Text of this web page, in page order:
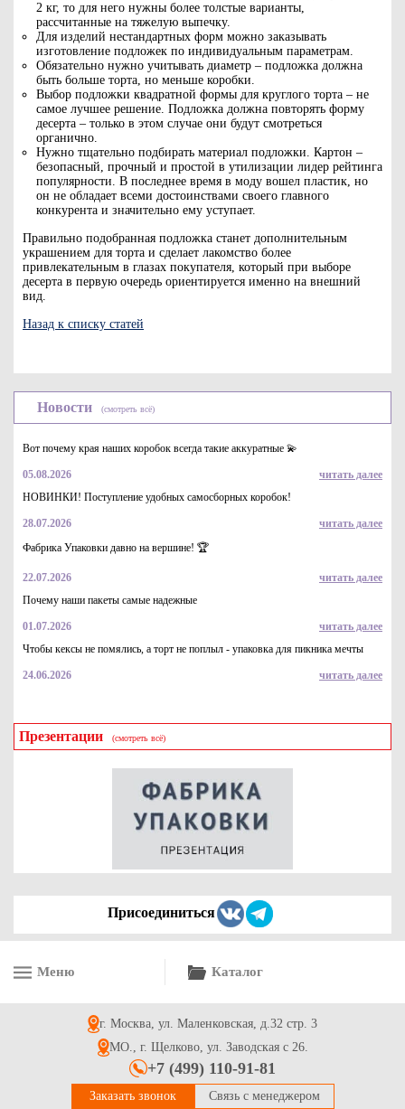
2 кг, то для него нужны более толстые варианты,
рассчитанные на тяжелую выпечку.
Для изделий нестандартных форм можно заказывать
изготовление подложек по индивидуальным параметрам.
Обязательно нужно учитывать диаметр – подложка должна
быть больше торта, но меньше коробки.
Выбор подложки квадратной формы для круглого торта – не
самое лучшее решение. Подложка должна повторять форму
десерта – только в этом случае они будут смотреться
органично.
Нужно тщательно подбирать материал подложки. Картон –
безопасный, прочный и простой в утилизации лидер рейтинга
популярности. В последнее время в моду вошел пластик, но
он не обладает всеми достоинствами своего главного
конкурента и значительно ему уступает.
Правильно подобранная подложка станет дополнительным
украшением для торта и сделает лакомство более
привлекательным в глазах покупателя, который при выборе
десерта в первую очередь ориентируется именно на внешний
вид.
Назад к списку статей
Новости (смотреть всё)
Вот почему края наших коробок всегда такие аккуратные 💫
05.08.2026
читать далее
НОВИНКИ! Поступление удобных самосборных коробок!
28.07.2026
читать далее
Фабрика Упаковки давно на вершине! 🏆
22.07.2026
читать далее
Почему наши пакеты самые надежные
01.07.2026
читать далее
Чтобы кексы не помялись, а торт не поплыл - упаковка для пикника мечты
24.06.2026 читать далее
Презентации (смотреть всё)
Присоединиться
Меню Каталог
г. Москва, ул. Маленковская, д.32 стр. 3
МО., г. Щелково, ул. Заводская с 26.
+7 (499) 110-91-81
Заказать звонок Связь с менеджером